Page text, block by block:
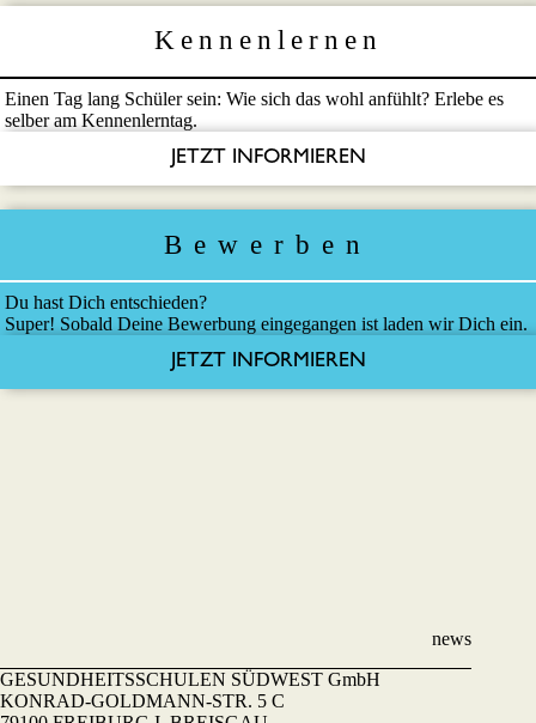
Kennenlernen
Einen Tag lang Schüler sein: Wie sich das wohl anfühlt? Erlebe es
selber am Kennenlerntag.
JETZT INFORMIEREN
Bewerben
Du hast Dich entschieden?
Super! Sobald Deine Bewerbung eingegangen ist laden wir Dich ein.
JETZT INFORMIEREN
news
GESUNDHEITSSCHULEN SÜDWEST GmbH
KONRAD-GOLDMANN-STR. 5 C